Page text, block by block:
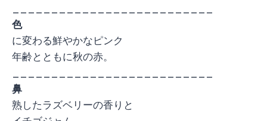
色
に変わる鮮やかなピンク
年齢とともに秋の赤。
鼻
熟したラズベリーの香りと